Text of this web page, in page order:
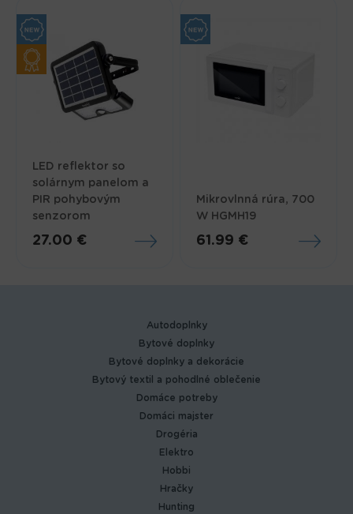
LED reflektor so
solárnym panelom a
PIR pohybovým
senzorom
27.00 €
Mikrovlnná rúra, 700
W HGMH19
61.99 €
Autodoplnky
Bytové doplnky
Bytové doplnky a dekorácie
Bytový textil a pohodlné oblečenie
Domáce potreby
Domáci majster
Drogéria
Elektro
Hobbi
Hračky
Hunting